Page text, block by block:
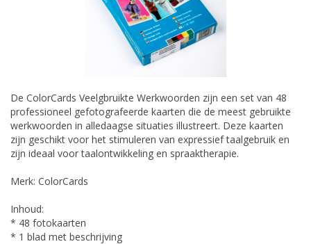
De ColorCards Veelgbruikte Werkwoorden zijn een set van 48
professioneel gefotografeerde kaarten die de meest gebruikte
werkwoorden in alledaagse situaties illustreert. Deze kaarten
zijn geschikt voor het stimuleren van expressief taalgebruik en
zijn ideaal voor taalontwikkeling en spraaktherapie.
Merk: ColorCards
Inhoud:
* 48 fotokaarten
* 1 blad met beschrijving